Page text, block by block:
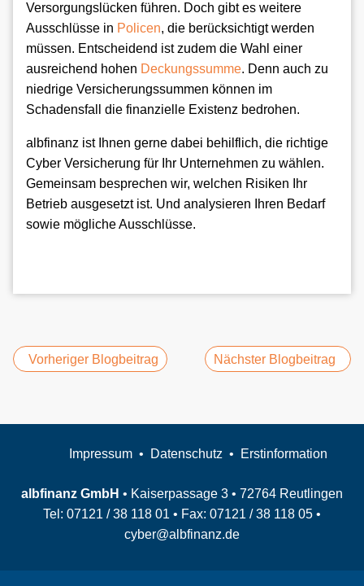
Versorgungslücken führen. Doch gibt es weitere
Ausschlüsse in Policen, die berücksichtigt werden
müssen. Entscheidend ist zudem die Wahl einer
ausreichend hohen Deckungssumme. Denn auch zu
niedrige Versicherungssummen können im
Schadensfall die finanzielle Existenz bedrohen.
albfinanz ist Ihnen gerne dabei behilflich, die richtige
Cyber Versicherung für Ihr Unternehmen zu wählen.
Gemeinsam besprechen wir, welchen Risiken Ihr
Betrieb ausgesetzt ist. Und analysieren Ihren Bedarf
sowie mögliche Ausschlüsse.
Vorheriger Blogbeitrag Nächster Blogbeitrag
Impressum Datenschutz Erstinformation
albfinanz GmbH • Kaiserpassage 3 • 72764 Reutlingen
Tel: 07121 / 38 118 01 • Fax: 07121 / 38 118 05 •
cyber@albfinanz.de